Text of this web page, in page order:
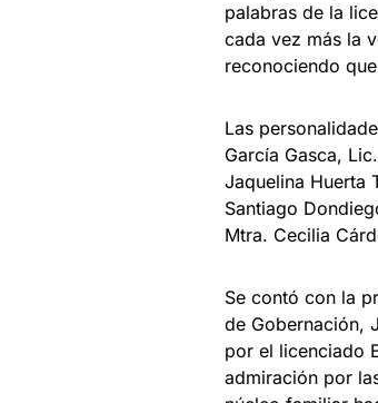
palabras de la
cada vez más la
reconociendo
Las
García Gasca,
Jaquelina Huerta
Santiago
Mtra. Cecilia
Se contó con la
de Gobernación,
por el licenciado
admiración por